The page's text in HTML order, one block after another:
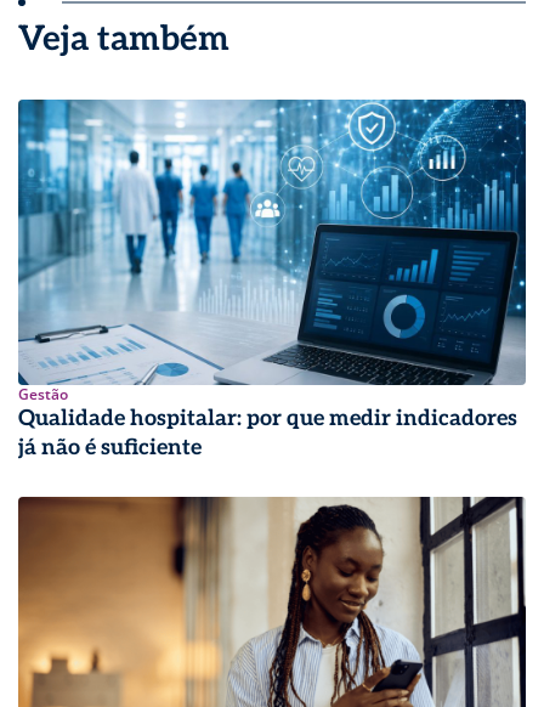
Veja também
Gestão
Qualidade hospitalar: por que medir indicadores
já não é suficiente